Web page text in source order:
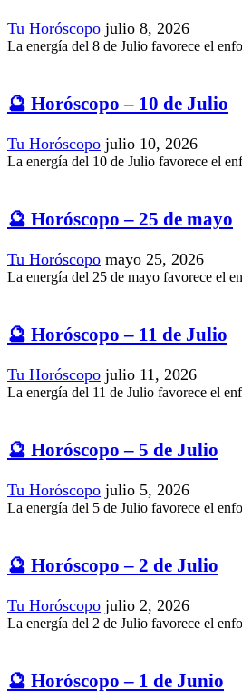
Tu Horóscopo julio 8, 2026
La energía del 8 de Julio favorece el
🔮 Horóscopo – 10 de Julio
Tu Horóscopo julio 10, 2026
La energía del 10 de Julio favorece el
🔮 Horóscopo – 25 de mayo
Tu Horóscopo mayo 25, 2026
La energía del 25 de mayo favorece el
🔮 Horóscopo – 11 de Julio
Tu Horóscopo julio 11, 2026
La energía del 11 de Julio favorece el
🔮 Horóscopo – 5 de Julio
Tu Horóscopo julio 5, 2026
La energía del 5 de Julio favorece el
🔮 Horóscopo – 2 de Julio
Tu Horóscopo julio 2, 2026
La energía del 2 de Julio favorece el
🔮 Horóscopo – 1 de Junio